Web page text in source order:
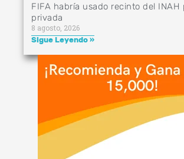
FIFA habría usado recinto del INAH
privada
8 agosto, 2026
Sigue Leyendo »